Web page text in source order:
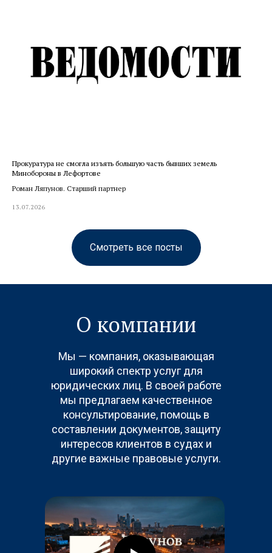
Прокуратура не смогла изъять большую часть бывших земель
Минобороны в Лефортове
Роман Ляпунов. Старший партнер
13.07.2026
Смотреть все посты
Мы — компания, оказывающая
широкий спектр услуг для
юридических лиц. В своей работе
мы предлагаем качественное
консультирование, помощь в
составлении документов, защиту
интересов клиентов в судах и
другие важные правовые услуги.
О компании